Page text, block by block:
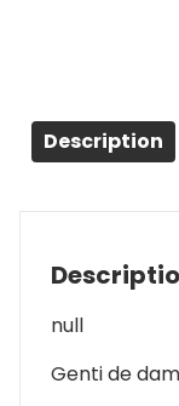
Description
null
Genti de